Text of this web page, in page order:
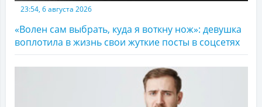
23:54, 6 августа 2026
«Волен сам выбрать, куда я воткну нож»: девушка
воплотила в жизнь свои жуткие посты в соцсетях